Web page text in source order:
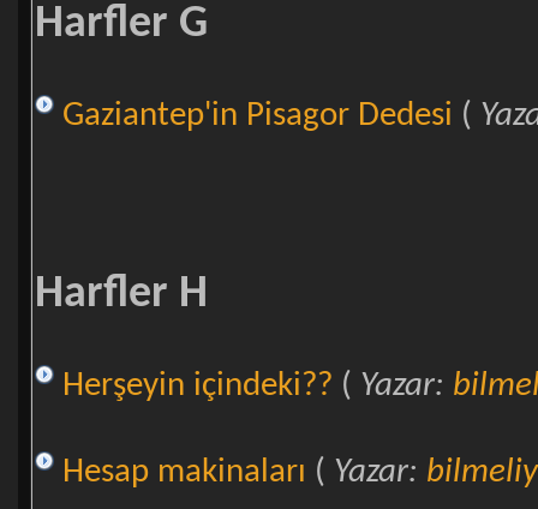
Harfler G
Gaziantep'in Pisagor Dedesi (
Harfler H
Herşeyin içindeki?? ( Yazar:
Hesap makinaları ( Yazar: